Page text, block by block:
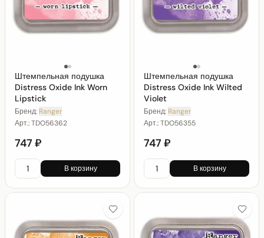
Штемпельная подушка
Distress Oxide Ink Worn
Lipstick
Бренд: Ranger
Арт.:TDO56362
747 ₽
В корзину
Штемпельная подушка
Distress Oxide Ink Wilted
Violet
Бренд: Ranger
Арт.:TDO56355
747 ₽
В корзину